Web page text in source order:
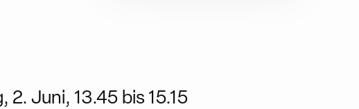
2. Juni, 13.45 bis 15.15